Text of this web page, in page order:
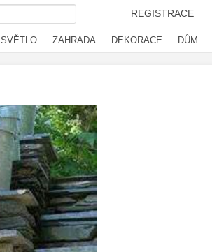
REGISTRACE
SVĚTLO ZAHRADA DEKORACE DŮM